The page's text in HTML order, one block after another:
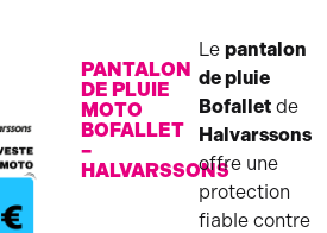
PANTALON
DE PLUIE
MOTO
BOFALLET
–
HALVARSSONS
Lepantalon
de pluie
Bofallet de
Halvarssons
offre une
protection
fiable contre